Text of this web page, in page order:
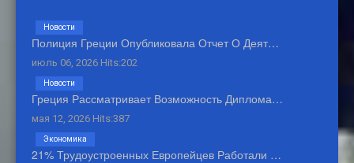
Полиция Греции Опубликовала Отчет О Деят…
июль 06, 2026 Hits:202
Новости
Греция Рассматривает Возможность Диплома…
мая 12, 2026 Hits:387
Новости
21% Трудоустроенных Европейцев Работали …
Экономика